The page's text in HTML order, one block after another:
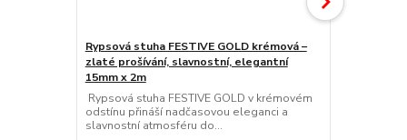
Rypsová stuha FESTIVE GOLD krémová –
zlaté prošívání, slavnostní, elegantní
15mm x 2m
Rypsová stuha FESTIVE GOLD v krémovém
odstínu přináší nadčasovou eleganci a
slavnostní atmosféru do...